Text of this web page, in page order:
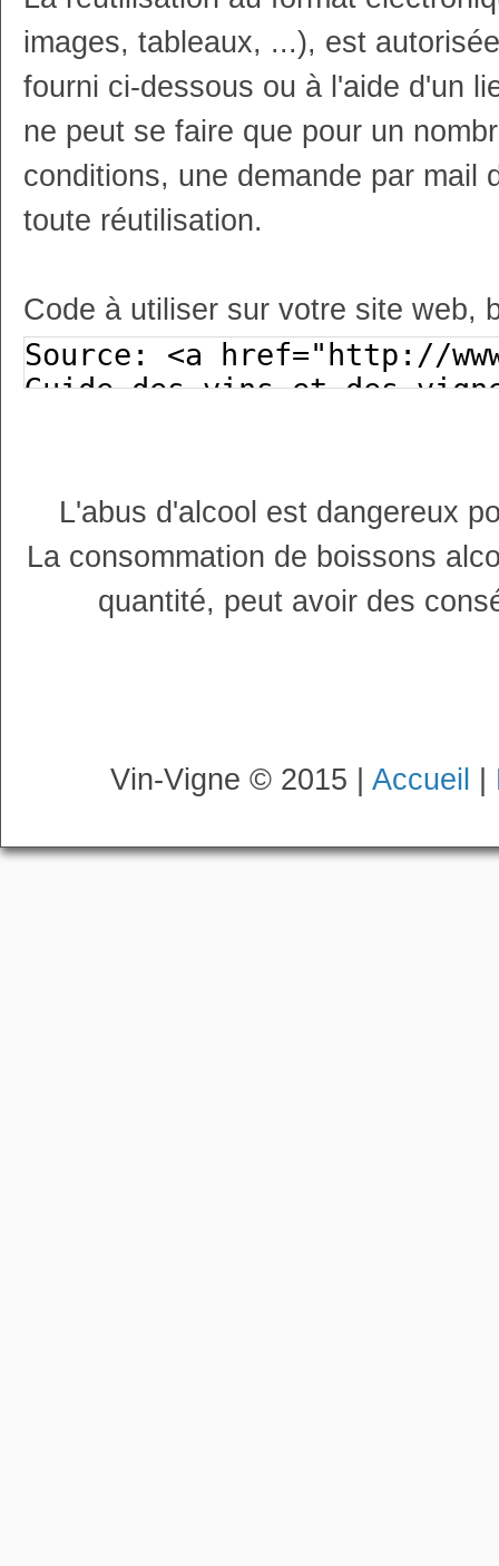
images, tableaux, ...), est
fourni ci-dessous ou à l'aide d'un
ne peut se faire que pour un
conditions, une demande par mail
toute réutilisation.
Code à utiliser sur votre site web,
L'abus d'alcool est dangereux
La consommation de boissons
quantité, peut avoir des
Vin-Vigne © 2015 | Accueil